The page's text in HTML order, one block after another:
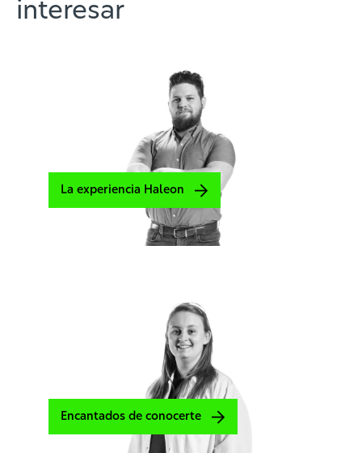
interesar
La experiencia Haleon
Encantados de conocerte